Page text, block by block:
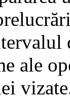
ale